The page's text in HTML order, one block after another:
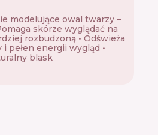
modelujące owal twarzy –
skórze wyglądać na
rozbudzoną • Odświeża
pełen energii wygląd •
blask